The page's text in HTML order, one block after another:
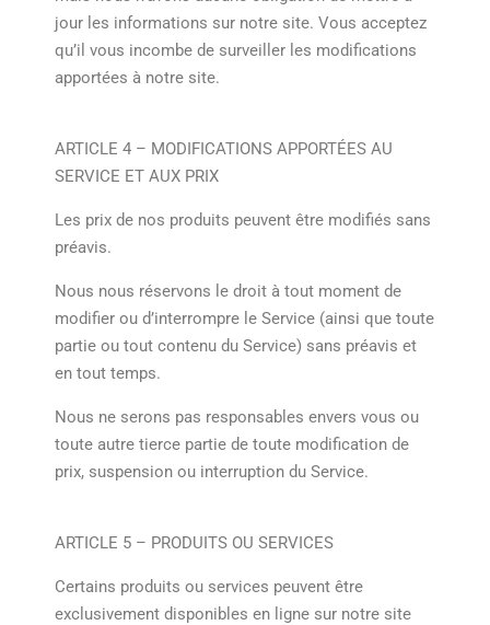
jour les informations sur notre site. Vous acceptez
qu’il vous incombe de surveiller les modifications
apportées à notre site.
ARTICLE 4 – MODIFICATIONS APPORTÉES AU
SERVICE ET AUX PRIX
Les prix de nos produits peuvent être modifiés sans
préavis.
Nous nous réservons le droit à tout moment de
modifier ou d’interrompre le Service (ainsi que toute
partie ou tout contenu du Service) sans préavis et
en tout temps.
Nous ne serons pas responsables envers vous ou
toute autre tierce partie de toute modification de
prix, suspension ou interruption du Service.
ARTICLE 5 – PRODUITS OU SERVICES
Certains produits ou services peuvent être
exclusivement disponibles en ligne sur notre site